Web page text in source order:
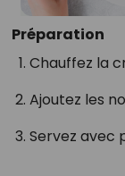
Préparation
Chauffez la
Ajoutez les
Servez avec